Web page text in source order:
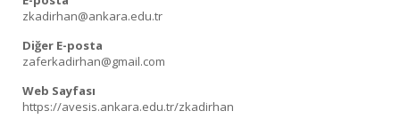
zkadirhan@ankara.edu.tr
Diğer E-posta
zaferkadirhan@gmail.com
Web Sayfası
https://avesis.ankara.edu.tr/zkadirhan